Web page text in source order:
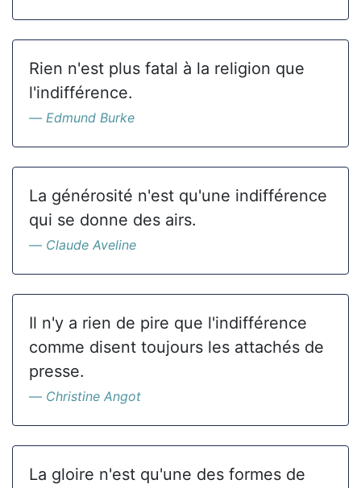
Rien n'est plus fatal à la religion que
l'indifférence.
Edmund Burke
La générosité n'est qu'une indifférence
qui se donne des airs.
Claude Aveline
Il n'y a rien de pire que l'indifférence
comme disent toujours les attachés de
presse.
Christine Angot
La gloire n'est qu'une des formes de